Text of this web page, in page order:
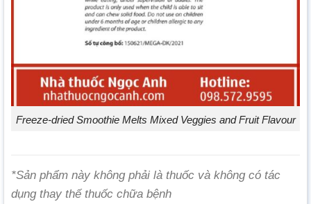
Freeze-dried Smoothie Melts Mixed Veggies and Fruit Flavour
*Sản phẩm này không phải là thuốc và không có tác
dụng thay thế thuốc chữa bệnh